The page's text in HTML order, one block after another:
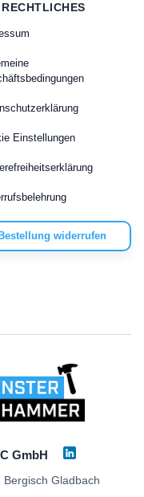
RECHTLICHES
Einstellungen
Bestellung widerrufen
GmbH
Gladbach